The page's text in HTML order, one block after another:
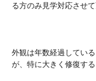
る方のみ見学対応させ
外観は年数経過してい
が、特に大きく修復す